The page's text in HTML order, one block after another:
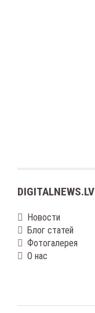
DIGITALNEWS.LV
Новости
Блог статей
Фотогалерея
О нас